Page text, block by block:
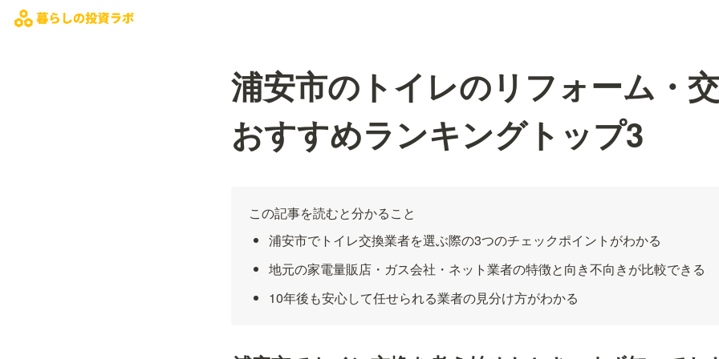
浦安市のトイレのリフォーム・
おすすめランキングトップ3
この記事を読むと分かること
浦安市でトイレ交換業者を選ぶ際の3つのチェックポイントがわかる
地元の家電量販店・ガス会社・ネット業者の特徴と向き不向きが比較できる
10年後も安心して任せられる業者の見分け方がわかる